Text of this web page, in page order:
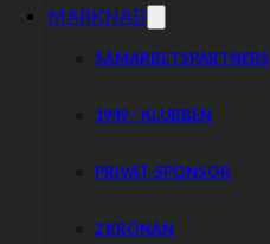
MARKNAD
SAMARBETSPARTNERS
1949 – KLUBBEN
PRIVAT-SPONSOR
2 KRONAN